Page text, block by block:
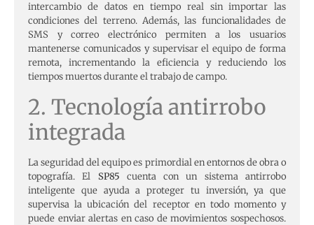
intercambio de datos en tiempo real sin importar las
condiciones del terreno. Además, las funcionalidades de
SMS y correo electrónico permiten a los usuarios
mantenerse comunicados y supervisar el equipo de forma
remota, incrementando la eficiencia y reduciendo los
tiempos muertos durante el trabajo de campo.
2. Tecnología antirrobo
integrada
La seguridad del equipo es primordial en entornos de obra o
topografía. El SP85 cuenta con un sistema antirrobo
inteligente que ayuda a proteger tu inversión, ya que
supervisa la ubicación del receptor en todo momento y
puede enviar alertas en caso de movimientos sospechosos.